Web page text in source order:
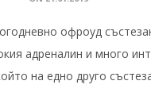
офроуд
адреналин и много
на едно друго